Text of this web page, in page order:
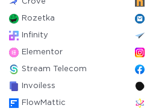
Crove
Rozetka
Infinity
Elementor
Stream Telecom
Invoiless
FlowMattic